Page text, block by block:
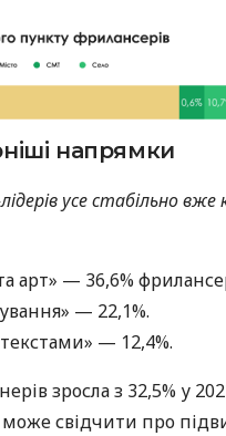
напрямки
усе стабільно вже
арт» — 36,6%
— 22,1%.
— 12,4%.
зросла з 32,5% у
може свідчити про